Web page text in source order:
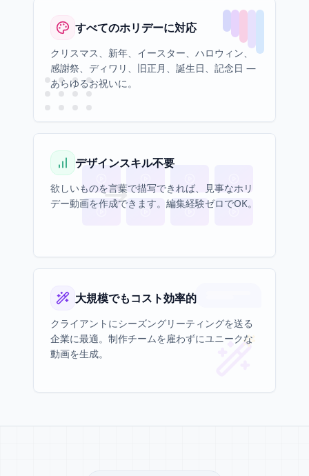
すべてのホリデーに対応
クリスマス、新年、イースター、ハロウィン、
感謝祭、ディワリ、旧正月、誕生日、記念日 —
あらゆるお祝いに。
デザインスキル不要
欲しいものを言葉で描写できれば、見事なホリ
デー動画を作成できます。編集経験ゼロでOK。
大規模でもコスト効率的
クライアントにシーズングリーティングを送る
企業に最適。制作チームを雇わずにユニークな
動画を生成。